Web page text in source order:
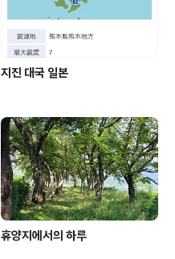
지진 대국 일본
휴양지에서의 하루